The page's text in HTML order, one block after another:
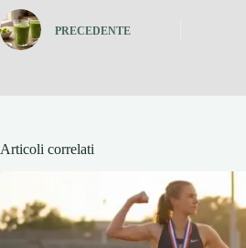
PRECEDENTE
Articoli correlati